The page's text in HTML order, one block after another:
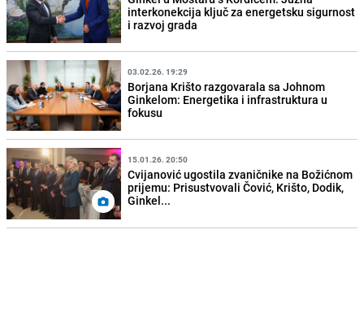
interkonekcija ključ za energetsku sigurnost
i razvoj grada
03.02.26. 19:29
Borjana Krišto razgovarala sa Johnom
Ginkelom: Energetika i infrastruktura u
fokusu
15.01.26. 20:50
Cvijanović ugostila zvaničnike na Božićnom
prijemu: Prisustvovali Čović, Krišto, Dodik,
Ginkel...